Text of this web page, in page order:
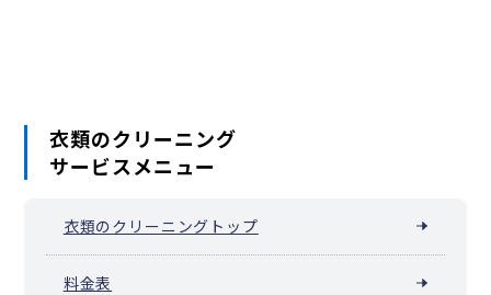
衣類のクリーニング
サービスメニュー
衣類のクリーニングトップ
料金表